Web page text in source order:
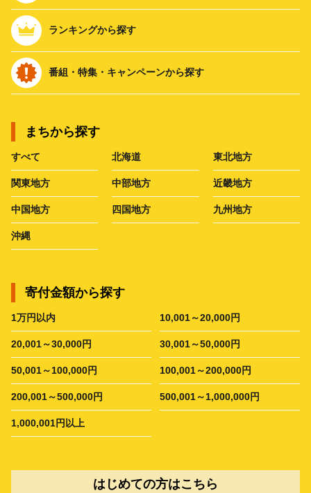
ランキングから探す
番組・特集・キャンペーンから探す
まちから探す
すべて 北海道 東北地方
関東地方 中部地方 近畿地方
中国地方 四国地方 九州地方
沖縄
寄付金額から探す
1万円以内 10,001～20,000円
20,001～30,000円 30,001～50,000円
50,001～100,000円 100,001～200,000円
200,001～500,000円 500,001～1,000,000円
1,000,001円以上
はじめての方はこちら